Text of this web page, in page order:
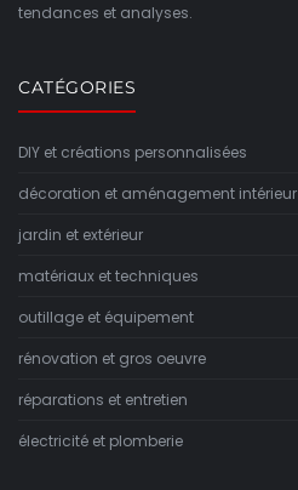
tendances et analyses.
CATÉGORIES
DIY et créations personnalisées
décoration et aménagement intérieur
jardin et extérieur
matériaux et techniques
outillage et équipement
rénovation et gros oeuvre
réparations et entretien
électricité et plomberie